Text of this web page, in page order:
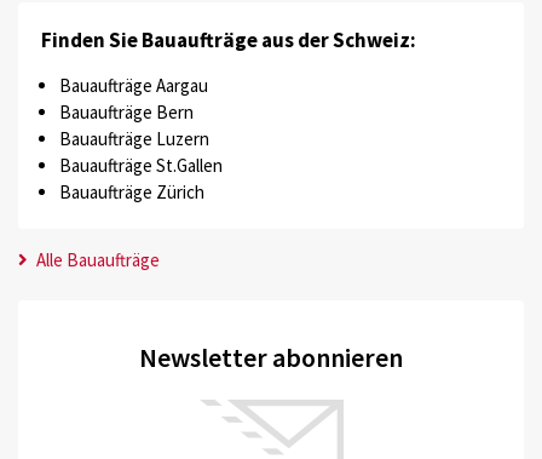
Finden Sie Bauaufträge aus der Schweiz:
Bauaufträge Aargau
Bauaufträge Bern
Bauaufträge Luzern
Bauaufträge St.Gallen
Bauaufträge Zürich
Alle Bauaufträge
Newsletter abonnieren